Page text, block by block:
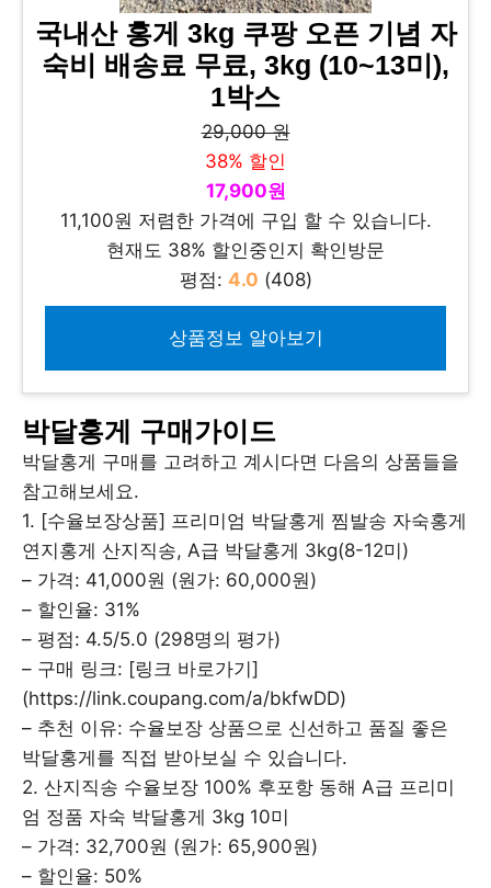
국내산 홍게 3kg 쿠팡 오픈 기념 자
숙비 배송료 무료, 3kg (10~13미),
1박스
29,000 원
38% 할인
17,900원
11,100원 저렴한 가격에 구입 할 수 있습니다.
현재도 38% 할인중인지 확인방문
평점: 4.0 (408)
상품정보 알아보기
박달홍게 구매가이드
박달홍게 구매를 고려하고 계시다면 다음의 상품들을
참고해보세요.
1. [수율보장상품] 프리미엄 박달홍게 찜발송 자숙홍게
연지홍게 산지직송, A급 박달홍게 3kg(8-12미)
– 가격: 41,000원 (원가: 60,000원)
– 할인율: 31%
– 평점: 4.5/5.0 (298명의 평가)
– 구매 링크: [링크 바로가기]
(https://link.coupang.com/a/bkfwDD)
– 추천 이유: 수율보장 상품으로 신선하고 품질 좋은
박달홍게를 직접 받아보실 수 있습니다.
2. 산지직송 수율보장 100% 후포항 동해 A급 프리미
엄 정품 자숙 박달홍게 3kg 10미
– 가격: 32,700원 (원가: 65,900원)
– 할인율: 50%